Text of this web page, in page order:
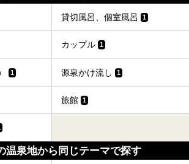
、そんな「休日ビルヂング」の魅力を5つのポイント
貸切風呂、個室風呂 1
カップル 1
1 源泉かけ流し 1
旅館 1
温泉地から同じテーマで探す